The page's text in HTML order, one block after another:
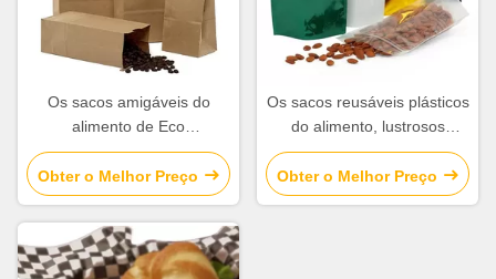
Os sacos amigáveis do
alimento de Eco
personalizaram o logotipo
com abertura biodegradável
do laço do forro/lata
Obter o Melhor Preço
Os sacos reusáveis plásticos
do alimento, lustrosos
levantam-se a vária cor dos
malotes disponível
Obter o Melhor Preço